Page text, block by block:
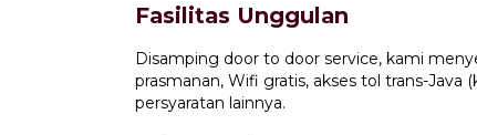
Fasilitas Unggulan
Disamping door to door service, kami
prasmanan, Wifi gratis, akses tol trans-
persyaratan lainnya.